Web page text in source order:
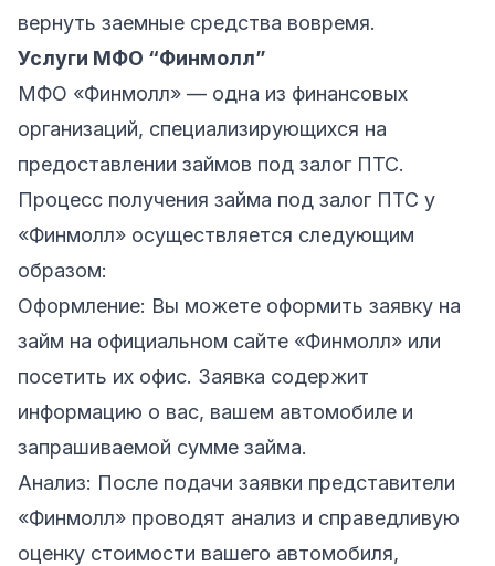
вернуть заемные средства вовремя.
Услуги МФО “Финмолл”
МФО «Финмолл» — одна из финансовых
организаций, специализирующихся на
предоставлении займов под залог ПТС.
Процесс получения займа под залог ПТС у
«Финмолл» осуществляется следующим
образом:
Оформление: Вы можете оформить заявку на
займ на официальном сайте «Финмолл» или
посетить их офис. Заявка содержит
информацию о вас, вашем автомобиле и
запрашиваемой сумме займа.
Анализ: После подачи заявки представители
«Финмолл» проводят анализ и справедливую
оценку стоимости вашего автомобиля,